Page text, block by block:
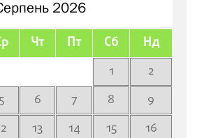
2026
Чт Пт Сб Нд
1
2
5 6 7 8
9
13 14 15
16